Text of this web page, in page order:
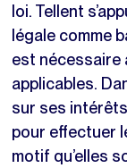
loi. Tellent
légale comme
est nécessaire
applicables.
sur ses
pour effectuer
motif qu’elles